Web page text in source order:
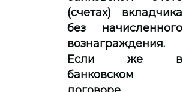
(счетах) вкладчика
без начисленного
вознаграждения.
Если же в
банковском